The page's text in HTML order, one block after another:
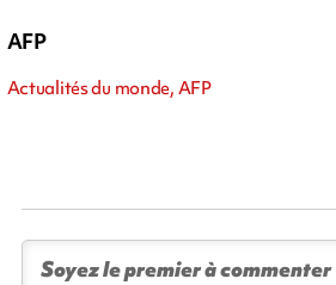
AFP
Actualités du monde, AFP